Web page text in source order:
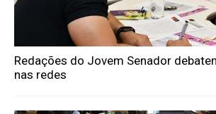
Redações do Jovem Senador
nas redes